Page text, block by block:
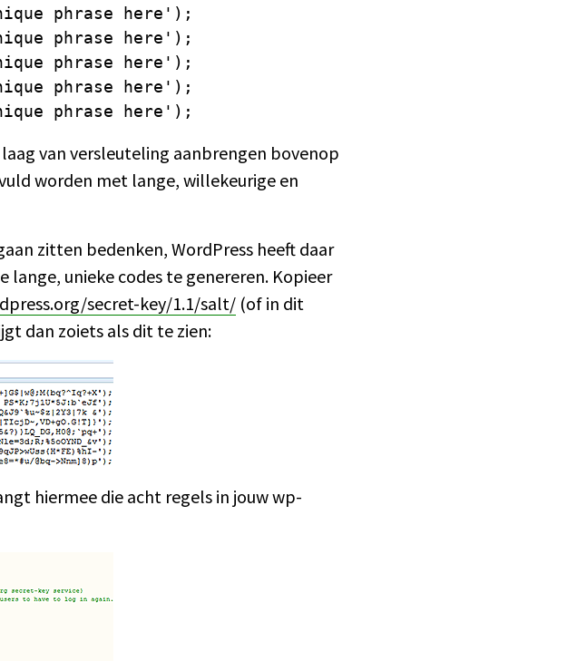
phrase here');
phrase here');
phrase here');
phrase here');
phrase here');
van versleuteling aanbrengen bovenop
worden met lange, willekeurige en
zitten bedenken, WordPress heeft daar
lange, unieke codes te genereren. Kopieer
secret-key/1.1/salt/ (of in dit
dan zoiets als dit te zien:
hiermee die acht regels in jouw wp-